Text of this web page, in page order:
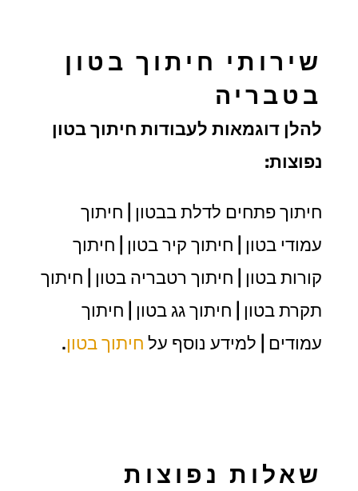
שירותי חיתוך בטון
בטבריה
להלן דוגמאות לעבודות חיתוך בטון
נפוצות:
חיתוך פתחים לדלת בבטון | חיתוך
עמודי בטון | חיתוך קיר בטון | חיתוך
קורות בטון | חיתוך רטבריה בטון | חיתוך
תקרת בטון | חיתוך גג בטון | חיתוך
עמודים | למידע נוסף על חיתוך בטון.
שאלות נפוצות